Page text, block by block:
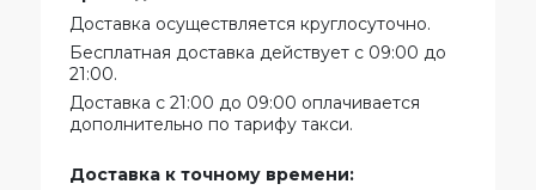
Доставка осуществляется круглосуточно.
Бесплатная доставка действует с 09:00 до
21:00.
Доставка с 21:00 до 09:00 оплачивается
дополнительно по тарифу такси.
Доставка к точному времени: